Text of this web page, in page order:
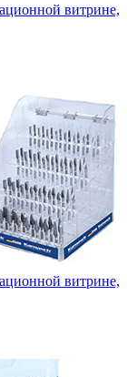
витрине,
витрине,